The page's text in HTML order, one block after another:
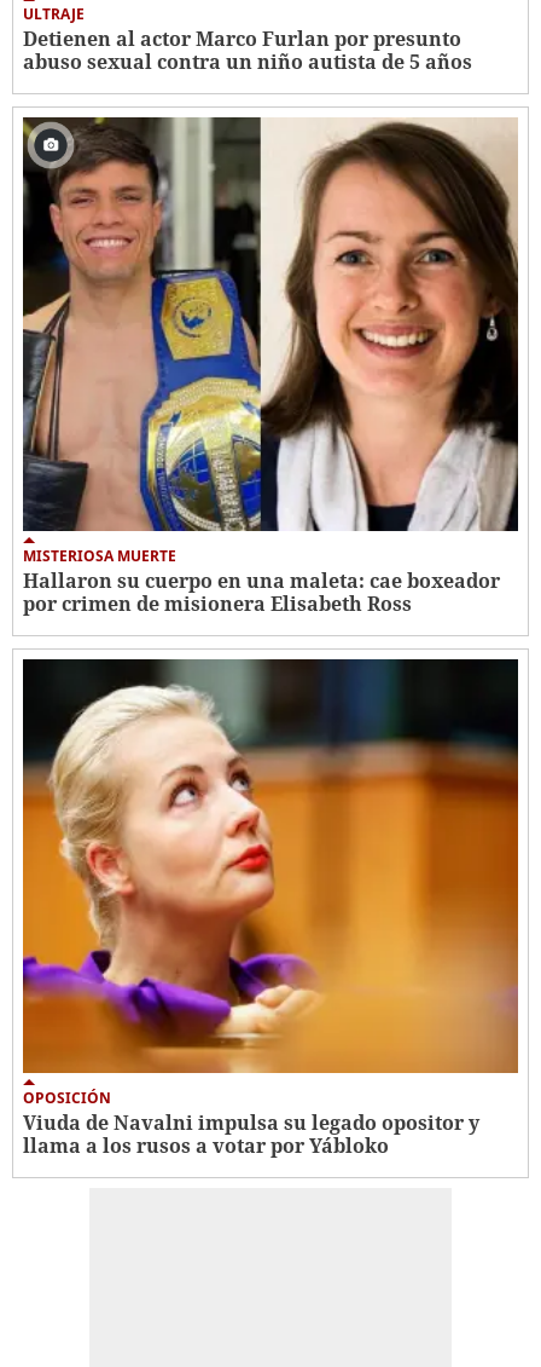
ULTRAJE
Detienen al actor Marco Furlan por presunto
abuso sexual contra un niño autista de 5 años
MISTERIOSA MUERTE
Hallaron su cuerpo en una maleta: cae boxeador
por crimen de misionera Elisabeth Ross
OPOSICIÓN
Viuda de Navalni impulsa su legado opositor y
llama a los rusos a votar por Yábloko